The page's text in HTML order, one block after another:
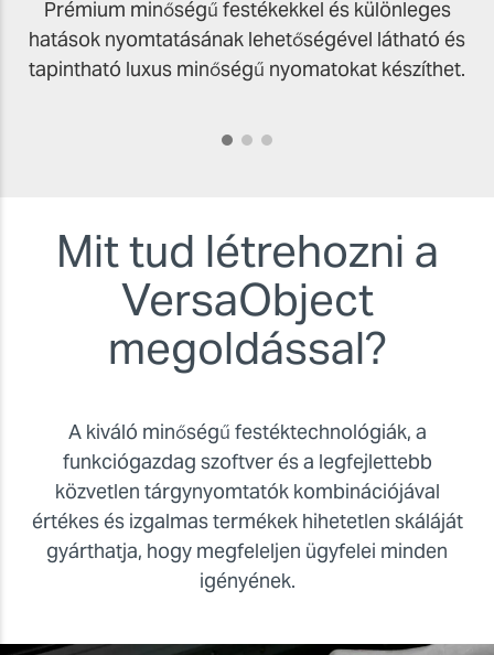
Prémium minőségű festékekkel és különleges
hatások nyomtatásának lehetőségével látható és
tapintható luxus minőségű nyomatokat készíthet.
Mit tud létrehozni a
VersaObject
megoldással?
A kiváló minőségű festéktechnológiák, a
funkciógazdag szoftver és a legfejlettebb
közvetlen tárgynyomtatók kombinációjával
értékes és izgalmas termékek hihetetlen skáláját
gyárthatja, hogy megfeleljen ügyfelei minden
igényének.